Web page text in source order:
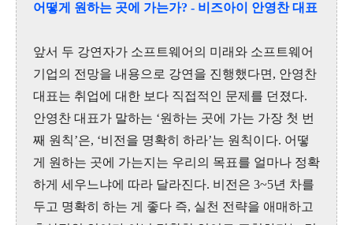
어떻게 원하는 곳에 가는가? - 비즈아이 안영찬 대표
앞서 두 강연자가 소프트웨어의 미래와 소프트웨어
기업의 전망을 내용으로 강연을 진행했다면, 안영찬
대표는 취업에 대한 보다 직접적인 문제를 던졌다.
안영찬 대표가 말하는 ‘원하는 곳에 가는 가장 첫 번
째 원칙’은, ‘비전을 명확히 하라’는 원칙이다. 어떻
게 원하는 곳에 가는지는 우리의 목표를 얼마나 정확
하게 세우느냐에 따라 달라진다. 비전은 3~5년 차를
두고 명확히 하는 게 좋다 즉, 실천 전략을 애매하고